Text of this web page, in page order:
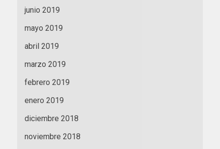
junio 2019
mayo 2019
abril 2019
marzo 2019
febrero 2019
enero 2019
diciembre 2018
noviembre 2018